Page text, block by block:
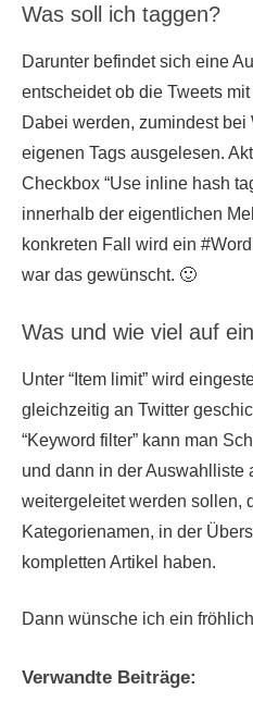
Was soll ich taggen?
Darunter befindet sich eine
entscheidet ob die Tweets
Dabei werden, zumindest
eigenen Tags ausgelesen.
Checkbox “Use inline hash
innerhalb der eigentlichen
konkreten Fall wird ein
war das gewünscht. 🙂
Was und wie viel auf
Unter “Item limit” wird
gleichzeitig an Twitter
“Keyword filter” kann man
und dann in der Auswahlliste
weitergeleitet werden sollen,
Kategorienamen, in der
kompletten Artikel haben.
Dann wünsche ich ein
Verwandte Beiträge: